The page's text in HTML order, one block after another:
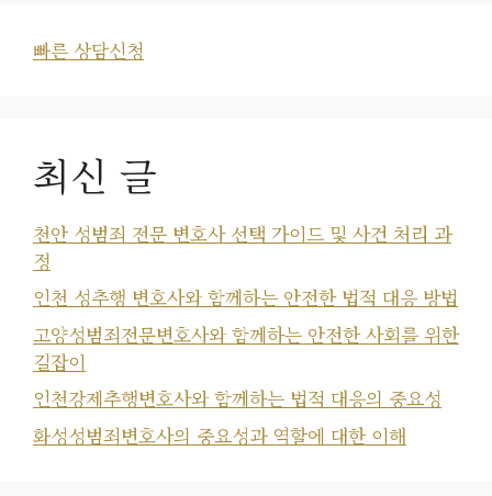
빠른 상담신청
최신 글
천안 성범죄 전문 변호사 선택 가이드 및 사건 처리 과
정
인천 성추행 변호사와 함께하는 안전한 법적 대응 방법
고양성범죄전문변호사와 함께하는 안전한 사회를 위한
길잡이
인천강제추행변호사와 함께하는 법적 대응의 중요성
화성성범죄변호사의 중요성과 역할에 대한 이해